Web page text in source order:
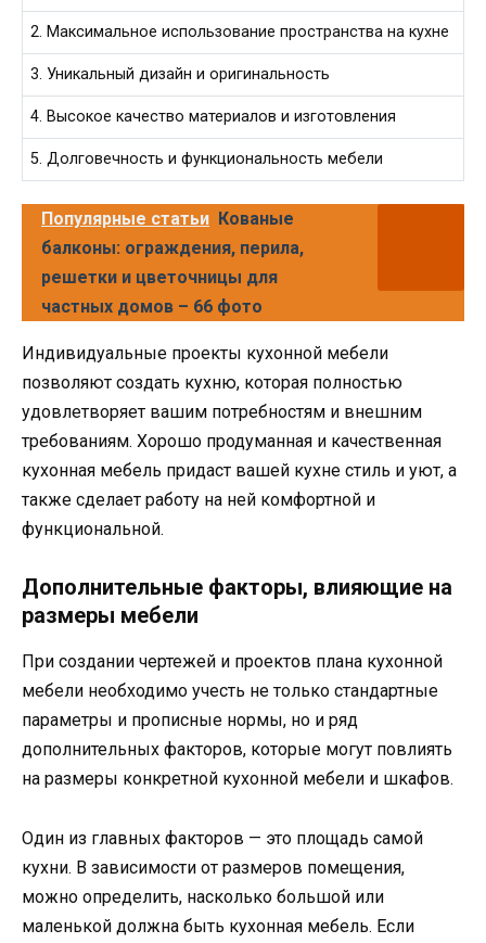
2. Максимальное использование пространства на кухне
3. Уникальный дизайн и оригинальность
4. Высокое качество материалов и изготовления
5. Долговечность и функциональность мебели
Популярные статьи Кованые
балконы: ограждения, перила,
решетки и цветочницы для
частных домов – 66 фото
Индивидуальные проекты кухонной мебели
позволяют создать кухню, которая полностью
удовлетворяет вашим потребностям и внешним
требованиям. Хорошо продуманная и качественная
кухонная мебель придаст вашей кухне стиль и уют, а
также сделает работу на ней комфортной и
функциональной.
Дополнительные факторы, влияющие на
размеры мебели
При создании чертежей и проектов плана кухонной
мебели необходимо учесть не только стандартные
параметры и прописные нормы, но и ряд
дополнительных факторов, которые могут повлиять
на размеры конкретной кухонной мебели и шкафов.
Один из главных факторов — это площадь самой
кухни. В зависимости от размеров помещения,
можно определить, насколько большой или
маленькой должна быть кухонная мебель. Если